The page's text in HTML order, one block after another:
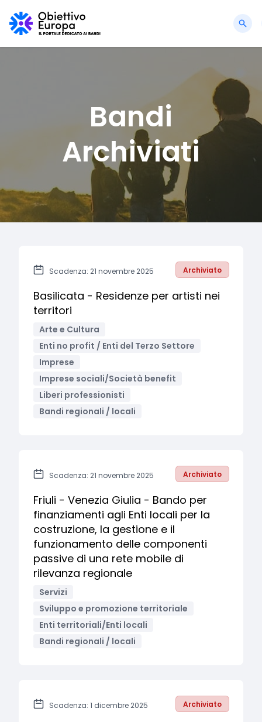
Bandi
Archiviati
Scadenza: 21 novembre 2025 Archiviato
Basilicata - Residenze per artisti nei
territori
Arte e Cultura
Enti no profit / Enti del Terzo Settore
Imprese
Imprese sociali/Società benefit
Liberi professionisti
Bandi regionali / locali
Scadenza: 21 novembre 2025 Archiviato
Friuli - Venezia Giulia - Bando per
finanziamenti agli Enti locali per la
costruzione, la gestione e il
funzionamento delle componenti
passive di una rete mobile di
rilevanza regionale
Servizi
Sviluppo e promozione territoriale
Enti territoriali/Enti locali
Bandi regionali / locali
Scadenza: 1 dicembre 2025 Archiviato